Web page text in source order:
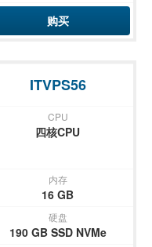
购买
ITVPS56
CPU
四核CPU
内存
16 GB
硬盘
190 GB SSD NVMe